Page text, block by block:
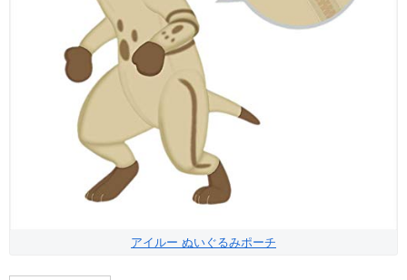
アイルー ぬいぐるみポーチ